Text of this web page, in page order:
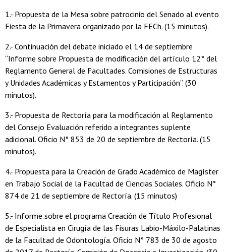
1.- Propuesta de la Mesa sobre patrocinio del Senado al evento
Fiesta de la Primavera organizado por la FECh. (15 minutos).
2.- Continuación del debate iniciado el 14 de septiembre
“Informe sobre Propuesta de modificación del artículo 12° del
Reglamento General de Facultades. Comisiones de Estructuras
y Unidades Académicas y Estamentos y Participación”. (30
minutos).
3.- Propuesta de Rectoría para la modificación al Reglamento
del Consejo Evaluación referido a integrantes suplente
adicional. Oficio N° 853 de 20 de septiembre de Rectoría. (15
minutos).
4.- Propuesta para la Creación de Grado Académico de Magíster
en Trabajo Social de la Facultad de Ciencias Sociales. Oficio N°
874 de 21 de septiembre de Rectoría. (15 minutos)
5.- Informe sobre el programa Creación de Título Profesional
de Especialista en Cirugía de las Fisuras Labio-Máxilo-Palatinas
de la Facultad de Odontología. Oficio N° 783 de 30 de agosto